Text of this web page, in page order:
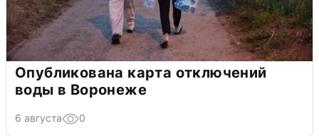
Опубликована карта отключений
воды в Воронеже
6 августа 0